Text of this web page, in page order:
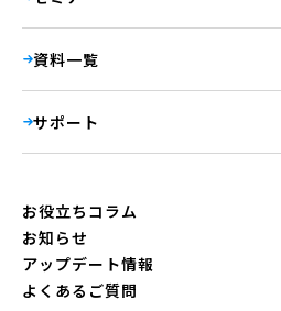
資料一覧
サポート
お役立ちコラム
お知らせ
アップデート情報
よくあるご質問